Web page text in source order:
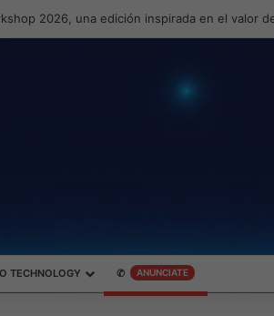
2026, una edición inspirada en el valor
TECHNOLOGY ✆ ANUNCIATE